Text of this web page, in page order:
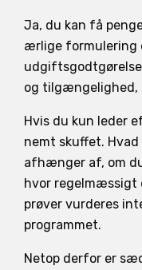
Ja, du kan få
ærlige formulering
og tilgængelighed,
Hvis du kun leder
nemt skuffet.
afhænger af, om
hvor regelmæssigt
prøver vurderes
programmet.
Netop derfor er